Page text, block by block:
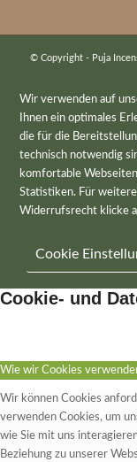
© Copyright - Puja
Wir verwenden auf
Ihnen ein optimales
die für die
technisch notwendig
komfortable
Statistiken. Für
Widerrufsrecht klicke
Cookie
Cookie- und
Wie wir Cookies
Wir können Cookies
verwenden Cookies, um
wie Sie mit uns
Beziehung zu unserer